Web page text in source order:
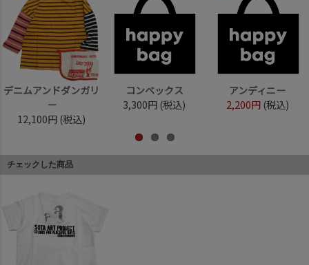
デニムアンドダンガリ
ー
12,100円 (税込)
コンベックス
3,300円 (税込)
アンディニー
2,200円 (税込)
チェックした商品